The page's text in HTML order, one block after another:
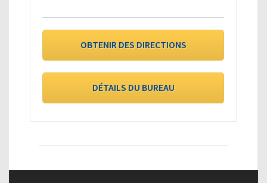
OBTENIR DES DIRECTIONS
DÉTAILS DU BUREAU